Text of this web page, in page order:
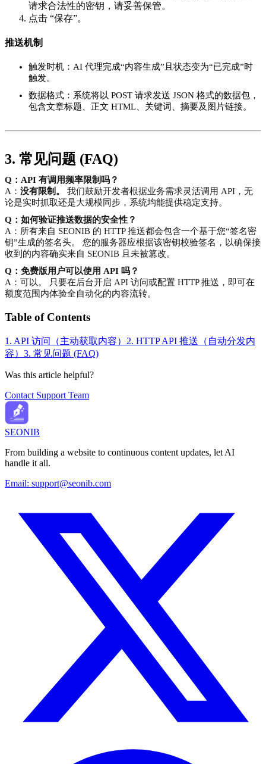
请求合法性的密钥，请妥善保管。
点击 “保存”。
推送机制
触发时机：AI 代理完成“内容生成”且状态变为“已完成”时
触发。
数据格式：系统将以 POST 请求发送 JSON 格式的数据包，
包含文章标题、正文 HTML、关键词、摘要及图片链接。
3. 常见问题 (FAQ)
Q：API 有调用频率限制吗？
A： 没有限制。
我们鼓励开发者根据业务需求灵活调用 API，无
论是实时抓取还是大规模同步，系统均能提供稳定支持。
Q：如何验证推送数据的安全性？
A：所有来自 SEONIB 的 HTTP 推送都会包含一个基于您“签名密
钥”生成的签名头。 您的服务器应根据该密钥校验签名，以确保接
收到的内容确实来自 SEONIB 且未被篡改。
Q：免费版用户可以使用 API 吗？
A：可以。 只要在后台开启 API 访问或配置 HTTP 推送，即可在
额度范围内体验全自动化的内容流转。
Table of Contents
1. API 访问（主动获取内容） 2. HTTP API 推送（自动分发内
容） 3. 常见问题 (FAQ)
Was this article helpful?
Contact Support Team
SEONIB
From building a website to continuous content updates, let AI
handle it all.
Email: support@seonib.com